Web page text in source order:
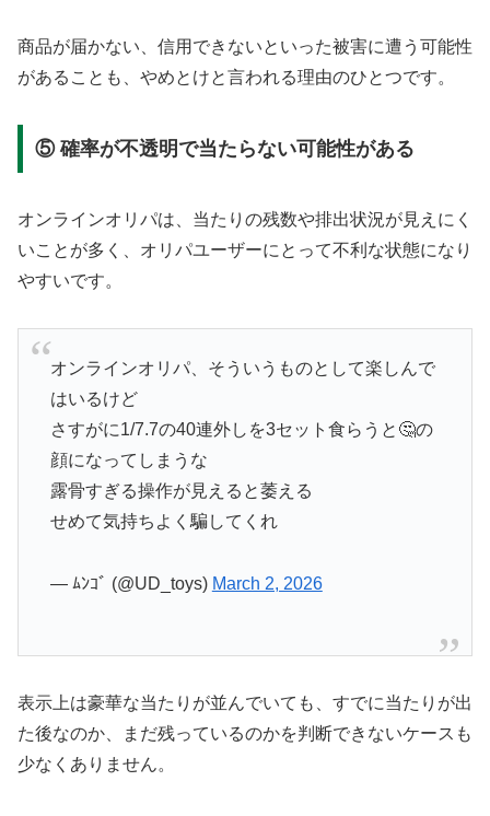
商品が届かない、信用できないといった被害に遭う可能性
があることも、やめとけと言われる理由のひとつです。
⑤ 確率が不透明で当たらない可能性がある
オンラインオリパは、当たりの残数や排出状況が見えにく
いことが多く、オリパユーザーにとって不利な状態になり
やすいです。
オンラインオリパ、そういうものとして楽しんで
はいるけど
さすがに1/7.7の40連外しを3セット食らうと🤔の
顔になってしまうな
露骨すぎる操作が見えると萎える
せめて気持ちよく騙してくれ
— ﾑﾝｺﾞ (@UD_toys) March 2, 2026
表示上は豪華な当たりが並んでいても、すでに当たりが出
た後なのか、まだ残っているのかを判断できないケースも
少なくありません。